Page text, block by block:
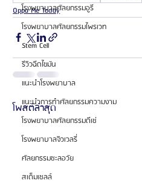
โรงพยาบาลศัลยกรรมอูรี
โรงพยาบาลศัลยกรรมไพรเวท
Stem Cell
รีวิวฉีดไขมัน
แนะนำโรงพยาบาล
แนะนำการทำศัลยกรรมความงาม
โรงพยาบาลศัลยกรรมดีเซ่
โรงพยาบาลจิวเวลรี่
ศัลยกรรมชะลอวัย
สเต็มเซลล์
Oppa Me Today
โพสต์ล่าสุด